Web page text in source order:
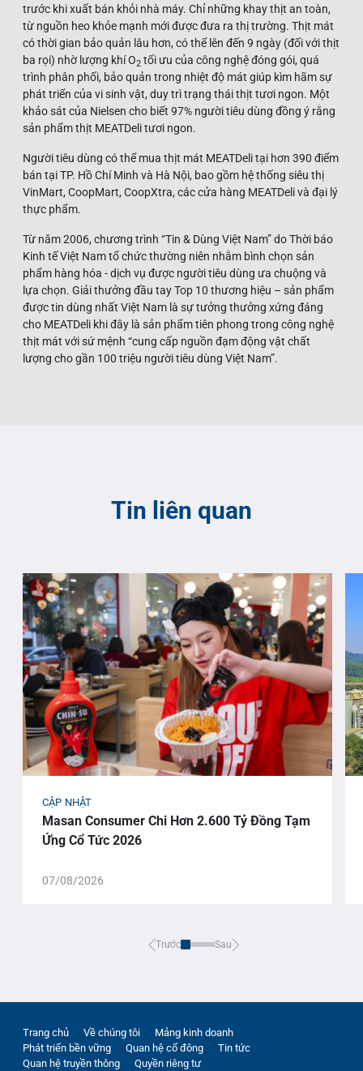
trước khi xuất bán khỏi nhà máy. Chỉ những khay thịt an toàn,
từ nguồn heo khỏe mạnh mới được đưa ra thị trường. Thịt mát
có thời gian bảo quản lâu hơn, có thể lên đến 9 ngày (đối với thịt
ba rọi) nhờ lượng khí O2 tối ưu của công nghệ đóng gói, quá
trình phân phối, bảo quản trong nhiệt độ mát giúp kìm hãm sự
phát triển của vi sinh vật, duy trì trạng thái thịt tươi ngon. Một
khảo sát của Nielsen cho biết 97% người tiêu dùng đồng ý rằng
sản phẩm thịt MEATDeli tươi ngon.
Người tiêu dùng có thể mua thịt mát MEATDeli tại hơn 390 điểm
bán tại TP. Hồ Chí Minh và Hà Nội, bao gồm hệ thống siêu thị
VinMart, CoopMart, CoopXtra, các cửa hàng MEATDeli và đại lý
thực phẩm.
Từ năm 2006, chương trình “Tin & Dùng Việt Nam” do Thời báo
Kinh tế Việt Nam tổ chức thường niên nhằm bình chọn sản
phẩm hàng hóa - dịch vụ được người tiêu dùng ưa chuộng và
lựa chọn. Giải thưởng đầu tay Top 10 thương hiệu – sản phẩm
được tin dùng nhất Việt Nam là sự tưởng thưởng xứng đáng
cho MEATDeli khi đây là sản phẩm tiên phong trong công nghệ
thịt mát với sứ mệnh “cung cấp nguồn đạm động vật chất
lượng cho gần 100 triệu người tiêu dùng Việt Nam”.
Tin liên quan
CẬP NHẬT
Masan Consumer Chi Hơn 2.600 Tỷ Đồng Tạm
Ứng Cổ Tức 2026
07/08/2026
Trước Sau
Trang chủ Về chúng tôi
Mảng kinh doanh
Phát triển bền vững
Quan hệ cổ đông
Tin tức
Quan hệ truyền thông
Quyền riêng tư